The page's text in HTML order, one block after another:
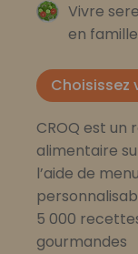
Vivre
en
Choisissez
CROQ est un
alimentaire
l’aide de
5 000
gourmandes